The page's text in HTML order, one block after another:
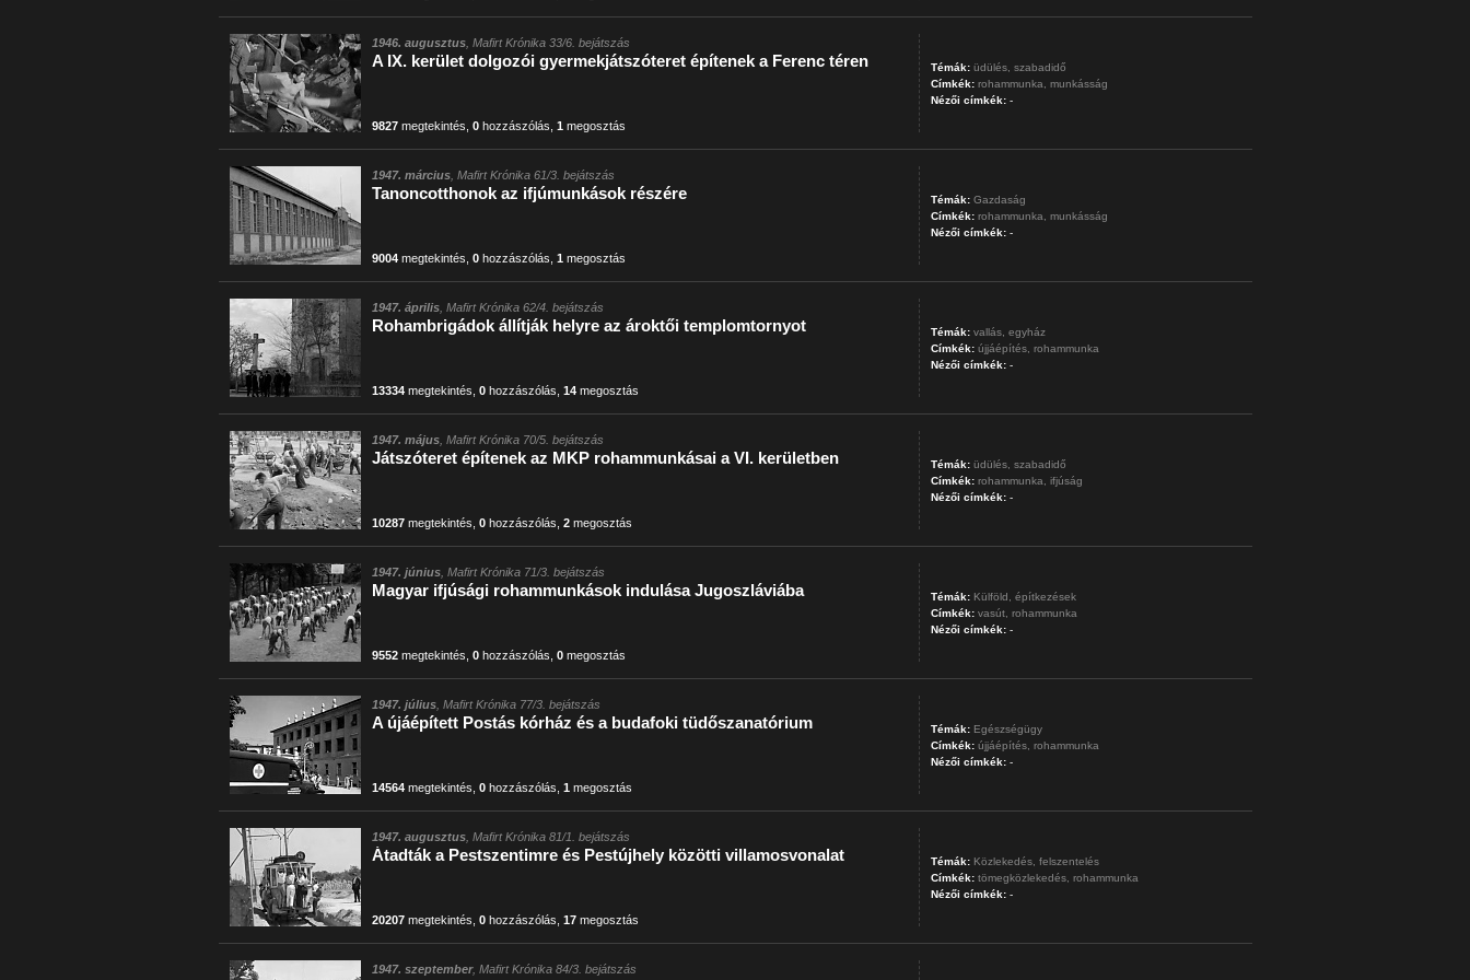
1946. augusztus, Mafirt Krónika 33/6. bejátszás
A IX. kerület dolgozói gyermekjátszóteret építenek a Ferenc téren
9827megtekintés 0hozzászólás 1 megosztás
Témák: üdülés, szabadidő
Címkék: rohammunka,
munkásság
Nézői címkék:-
1947. március, Mafirt Krónika 61/3. bejátszás
Tanoncotthonok az ifjúmunkások részére
9004megtekintés 0hozzászólás 1 megosztás
Témák: Gazdaság
Címkék: rohammunka,
munkásság
Nézői címkék:-
1947. április, Mafirt Krónika 62/4. bejátszás
Rohambrigádok állítják helyre az ároktői templomtornyot
13334megtekintés 0hozzászólás 14megosztás
Témák: vallás, egyház
Címkék: újjáépítés, rohammunka
Nézői címkék:-
1947. május, Mafirt Krónika 70/5. bejátszás
Játszóteret építenek az MKP rohammunkásai a VI. kerületben
10287megtekintés 0hozzászólás 2megosztás
Témák: üdülés, szabadidő
Címkék: rohammunka,
ifjúság
Nézői címkék:-
1947. június, Mafirt Krónika 71/3. bejátszás
Magyar ifjúsági rohammunkások indulása Jugoszláviába
9552megtekintés 0hozzászólás 0megosztás
Témák: Külföld,
építkezések
Címkék: vasút, rohammunka
Nézői címkék:-
1947. július, Mafirt Krónika 77/3. bejátszás
A újáépített Postás kórház és a budafoki tüdőszanatórium
14564megtekintés 0hozzászólás 1 megosztás
Témák: Egészségügy
Címkék: újjáépítés, rohammunka
Nézői címkék:-
1947. augusztus, Mafirt Krónika 81/1. bejátszás
Átadták a Pestszentimre és Pestújhely közötti villamosvonalat
20207megtekintés 0hozzászólás 17megosztás
Témák: Közlekedés, felszentelés
Címkék: tömegközlekedés, rohammunka
Nézői címkék:-
1947. szeptember, Mafirt Krónika 84/3. bejátszás